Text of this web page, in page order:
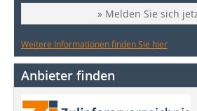
» Melden Sie sich
Weitere Informationen finden Sie hier
Anbieter finden